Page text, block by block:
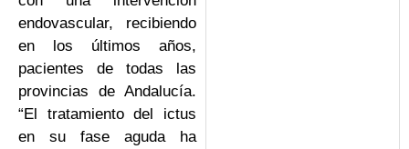
endovascular, recibiendo
en los últimos años,
pacientes de todas las
provincias de Andalucía.
“El tratamiento del ictus
en su fase aguda ha